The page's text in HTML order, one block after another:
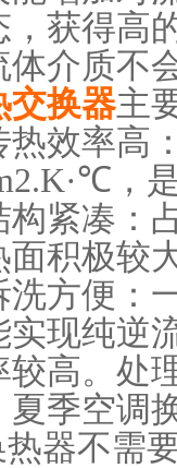
，获得高
体介质不
交换器主
率高：
，
凑：占
面积极较
便：一
纯逆流
较高。处
夏季空调
热器不需